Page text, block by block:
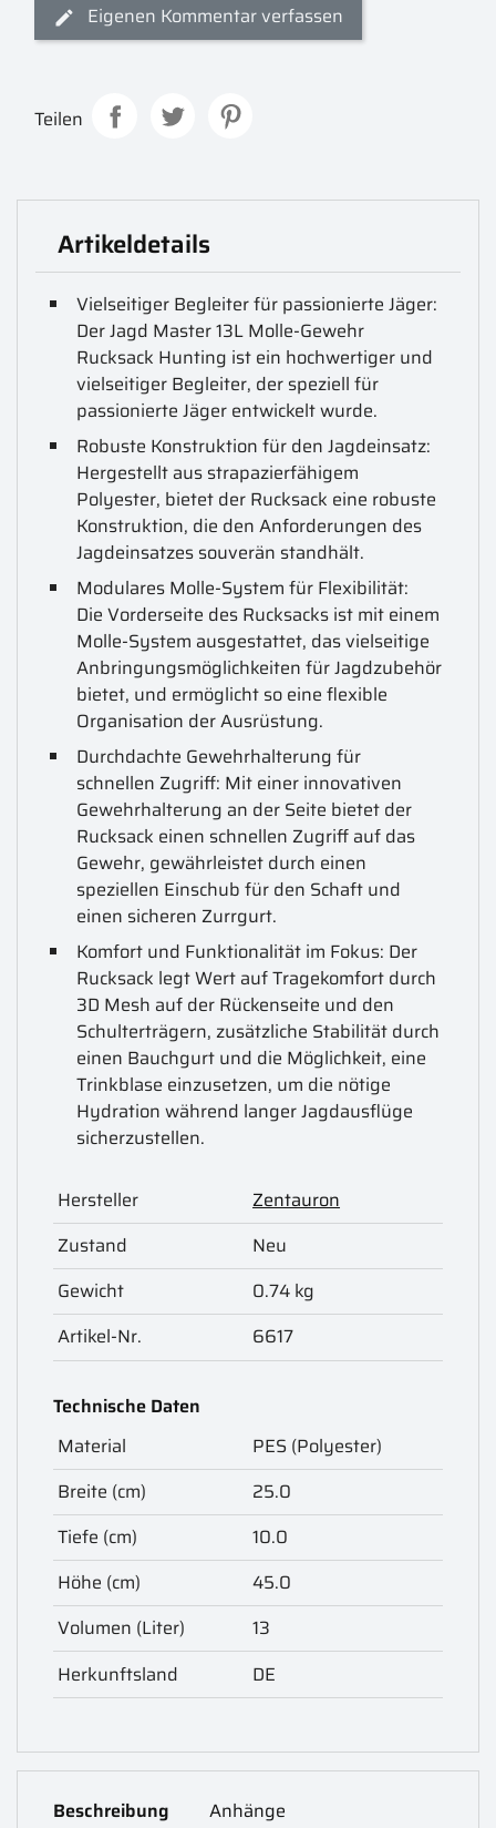
Eigenen Kommentar verfassen
Teilen
Artikeldetails
Vielseitiger Begleiter für passionierte Jäger:
Der Jagd Master 13L Molle-Gewehr
Rucksack Hunting ist ein hochwertiger und
vielseitiger Begleiter, der speziell für
passionierte Jäger entwickelt wurde.
Robuste Konstruktion für den Jagdeinsatz:
Hergestellt aus strapazierfähigem
Polyester, bietet der Rucksack eine robuste
Konstruktion, die den Anforderungen des
Jagdeinsatzes souverän standhält.
Modulares Molle-System für Flexibilität:
Die Vorderseite des Rucksacks ist mit einem
Molle-System ausgestattet, das vielseitige
Anbringungsmöglichkeiten für Jagdzubehör
bietet, und ermöglicht so eine flexible
Organisation der Ausrüstung.
Durchdachte Gewehrhalterung für
schnellen Zugriff: Mit einer innovativen
Gewehrhalterung an der Seite bietet der
Rucksack einen schnellen Zugriff auf das
Gewehr, gewährleistet durch einen
speziellen Einschub für den Schaft und
einen sicheren Zurrgurt.
Komfort und Funktionalität im Fokus: Der
Rucksack legt Wert auf Tragekomfort durch
3D Mesh auf der Rückenseite und den
Schulterträgern, zusätzliche Stabilität durch
einen Bauchgurt und die Möglichkeit, eine
Trinkblase einzusetzen, um die nötige
Hydration während langer Jagdausflüge
sicherzustellen.
Hersteller
Zentauron
Zustand
Neu
Gewicht
0.74 kg
Artikel-Nr.
6617
Technische Daten
Material
PES (Polyester)
Breite (cm)
25.0
Tiefe (cm)
10.0
Höhe (cm)
45.0
Volumen (Liter)
13
Herkunftsland
DE
Beschreibung Anhänge